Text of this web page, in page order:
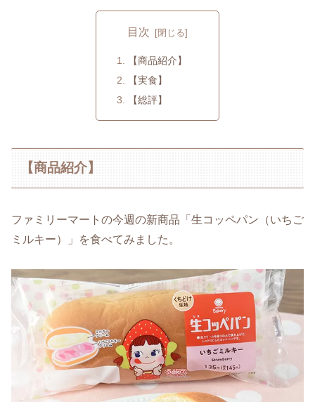
目次
【商品紹介】
【実食】
【総評】
【商品紹介】
ファミリーマートの今週の新商品「生コッペパン（いちご
ミルキー）」を食べてみました。